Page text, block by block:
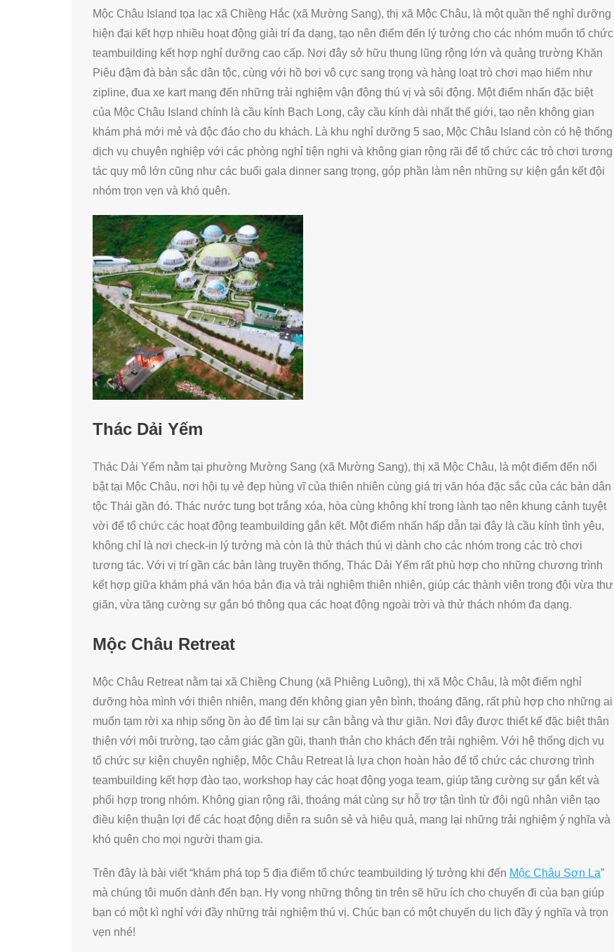
Mộc Châu Island tọa lạc xã Chiềng Hắc (xã Mường Sang), thị xã Mộc Châu, là một quần thể nghỉ dưỡng
hiện đại kết hợp nhiều hoạt động giải trí đa dạng, tạo nên điểm đến lý tưởng cho các nhóm muốn tổ chức
teambuilding kết hợp nghỉ dưỡng cao cấp. Nơi đây sở hữu thung lũng rộng lớn và quảng trường Khăn
Piêu đậm đà bản sắc dân tộc, cùng với hồ bơi vô cực sang trọng và hàng loạt trò chơi mạo hiểm như
zipline, đua xe kart mang đến những trải nghiệm vận động thú vị và sôi động. Một điểm nhấn đặc biệt
của Mộc Châu Island chính là cầu kính Bạch Long, cây cầu kính dài nhất thế giới, tạo nên không gian
khám phá mới mẻ và độc đáo cho du khách. Là khu nghỉ dưỡng 5 sao, Mộc Châu Island còn có hệ thống
dịch vụ chuyên nghiệp với các phòng nghỉ tiện nghi và không gian rộng rãi để tổ chức các trò chơi tương
tác quy mô lớn cũng như các buổi gala dinner sang trọng, góp phần làm nên những sự kiện gắn kết đội
nhóm trọn vẹn và khó quên.
Thác Dải Yếm
Thác Dải Yếm nằm tại phường Mường Sang (xã Mường Sang), thị xã Mộc Châu, là một điểm đến nổi
bật tại Mộc Châu, nơi hội tụ vẻ đẹp hùng vĩ của thiên nhiên cùng giá trị văn hóa đặc sắc của các bản dân
tộc Thái gần đó. Thác nước tung bọt trắng xóa, hòa cùng không khí trong lành tạo nên khung cảnh tuyệt
vời để tổ chức các hoạt động teambuilding gắn kết. Một điểm nhấn hấp dẫn tại đây là cầu kính tình yêu,
không chỉ là nơi check-in lý tưởng mà còn là thử thách thú vị dành cho các nhóm trong các trò chơi
tương tác. Với vị trí gần các bản làng truyền thống, Thác Dải Yếm rất phù hợp cho những chương trình
kết hợp giữa khám phá văn hóa bản địa và trải nghiệm thiên nhiên, giúp các thành viên trong đội vừa thư
giãn, vừa tăng cường sự gắn bó thông qua các hoạt động ngoài trời và thử thách nhóm đa dạng.
Mộc Châu Retreat
Mộc Châu Retreat nằm tại xã Chiềng Chung (xã Phiêng Luông), thị xã Mộc Châu, là một điểm nghỉ
dưỡng hòa mình với thiên nhiên, mang đến không gian yên bình, thoáng đãng, rất phù hợp cho những ai
muốn tạm rời xa nhịp sống ồn ào để tìm lại sự cân bằng và thư giãn. Nơi đây được thiết kế đặc biệt thân
thiện với môi trường, tạo cảm giác gần gũi, thanh thản cho khách đến trải nghiệm. Với hệ thống dịch vụ
tổ chức sự kiện chuyên nghiệp, Mộc Châu Retreat là lựa chọn hoàn hảo để tổ chức các chương trình
teambuilding kết hợp đào tạo, workshop hay các hoạt động yoga team, giúp tăng cường sự gắn kết và
phối hợp trong nhóm. Không gian rộng rãi, thoáng mát cùng sự hỗ trợ tận tình từ đội ngũ nhân viên tạo
điều kiện thuận lợi để các hoạt động diễn ra suôn sẻ và hiệu quả, mang lại những trải nghiệm ý nghĩa và
khó quên cho mọi người tham gia.
Trên đây là bài viết “khám phá top 5 địa điểm tổ chức teambuilding lý tưởng khi đến Mộc Châu Sơn La”
mà chúng tôi muốn dành đến bạn. Hy vọng những thông tin trên sẽ hữu ích cho chuyến đi của bạn giúp
bạn có một kì nghỉ với đầy những trải nghiệm thú vị. Chúc bạn có một chuyến du lịch đầy ý nghĩa và trọn
vẹn nhé!